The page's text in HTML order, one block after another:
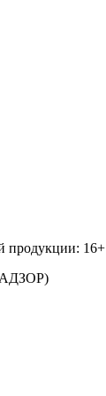
продукции: 16+